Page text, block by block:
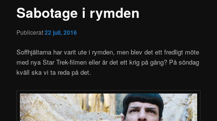
Sabotage i rymden
Publicerat22 juli, 2016
Soffhjältarna har varit ute i rymden, men blev det ett fredligt möte
med nya Star Trek-filmen eller är det ett krig på gång? På söndag
kväll ska vi ta reda på det.